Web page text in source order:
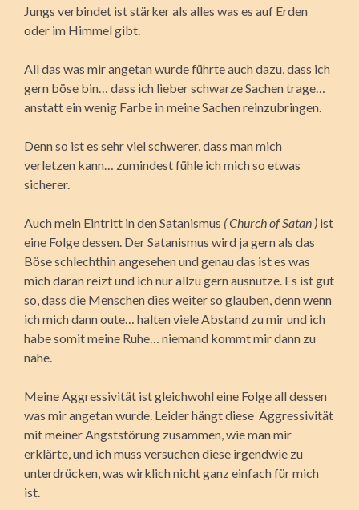
Jungs verbindet ist stärker als alles was es auf Erden
oder im Himmel gibt.
All das was mir angetan wurde führte auch dazu, dass ich
gern böse bin… dass ich lieber schwarze Sachen trage…
anstatt ein wenig Farbe in meine Sachen reinzubringen.
Denn so ist es sehr viel schwerer, dass man mich
verletzen kann… zumindest fühle ich mich so etwas
sicherer.
Auch mein Eintritt in den Satanismus ( Church of Satan ) ist
eine Folge dessen. Der Satanismus wird ja gern als das
Böse schlechthin angesehen und genau das ist es was
mich daran reizt und ich nur allzu gern ausnutze. Es ist gut
so, dass die Menschen dies weiter so glauben, denn wenn
ich mich dann oute… halten viele Abstand zu mir und ich
habe somit meine Ruhe… niemand kommt mir dann zu
nahe.
Meine Aggressivität ist gleichwohl eine Folge all dessen
was mir angetan wurde. Leider hängt diese Aggressivität
mit meiner Angststörung zusammen, wie man mir
erklärte, und ich muss versuchen diese irgendwie zu
unterdrücken, was wirklich nicht ganz einfach für mich
ist.